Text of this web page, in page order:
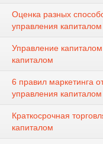
Оценка разных
управления капиталом
Управление
капиталом
6 правил маркетинга
управления капиталом
Краткосрочная
капиталом